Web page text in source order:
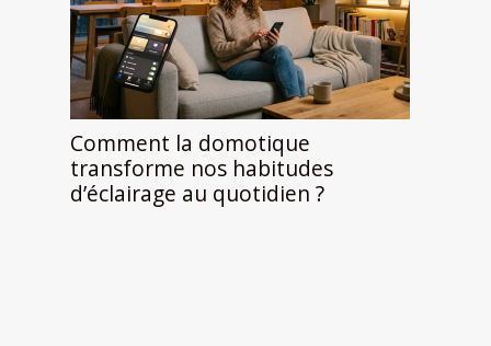
Comment la domotique
transforme nos habitudes
d’éclairage au quotidien ?